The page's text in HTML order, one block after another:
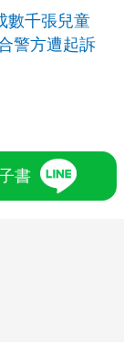
數千張兒童
警方遭起訴
書